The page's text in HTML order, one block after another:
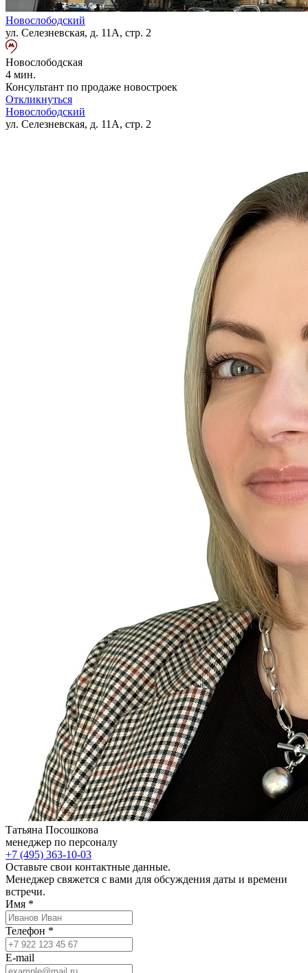
Новослободский
ул. Селезневская, д. 11А, стр. 2
Новослободская
4 мин.
Консультант по продаже новостроек
Откликнуться
Новослободский
ул. Селезневская, д. 11А, стр. 2
Татьяна Посошкова
менеджер по персоналу
+7 (495) 363-10-03
Оставьте свои контактные данные.
Менеджер свяжется с вами для обсуждения даты и времени
встречи.
Имя *
Телефон *
E-mail